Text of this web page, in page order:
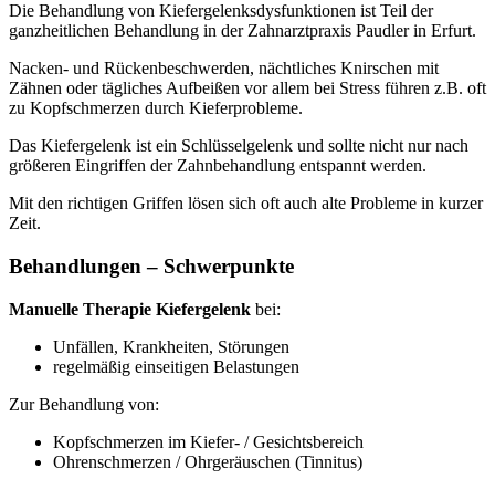
Die Behandlung von Kiefergelenksdysfunktionen ist Teil der
ganzheitlichen Behandlung in der Zahnarztpraxis Paudler in Erfurt.
Nacken- und Rückenbeschwerden, nächtliches Knirschen mit
Zähnen oder tägliches Aufbeißen vor allem bei Stress führen z.B. oft
zu Kopfschmerzen durch Kieferprobleme.
Das Kiefergelenk ist ein Schlüsselgelenk und sollte nicht nur nach
größeren Eingriffen der Zahnbehandlung entspannt werden.
Mit den richtigen Griffen lösen sich oft auch alte Probleme in kurzer
Zeit.
Behandlungen – Schwerpunkte
Manuelle Therapie Kiefergelenk bei:
Unfällen, Krankheiten, Störungen
regelmäßig einseitigen Belastungen
Zur Behandlung von:
Kopfschmerzen im Kiefer- / Gesichtsbereich
Ohrenschmerzen / Ohrgeräuschen (Tinnitus)